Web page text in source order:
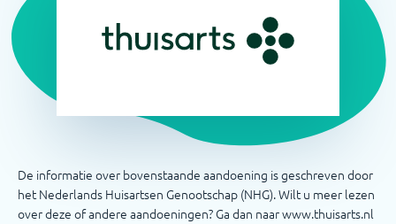
De informatie over bovenstaande aandoening is geschreven door
het Nederlands Huisartsen Genootschap (NHG). Wilt u meer lezen
over deze of andere aandoeningen? Ga dan naar www.thuisarts.nl